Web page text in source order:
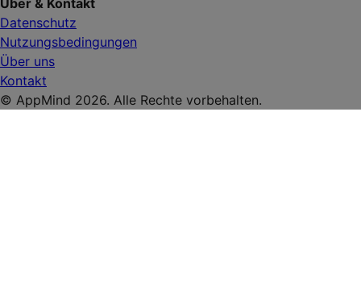
Über & Kontakt
Datenschutz
Nutzungsbedingungen
Über uns
Kontakt
© AppMind 2026. Alle Rechte vorbehalten.